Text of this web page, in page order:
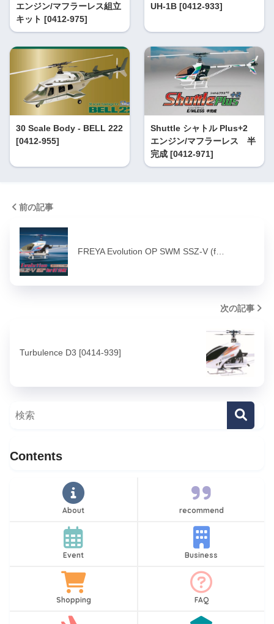
エンジン/マフラーレス組立
キット [0412-975]
UH-1B [0412-933]
30 Scale Body - BELL 222
[0412-955]
Shuttle シャトル Plus+2
エンジン/マフラーレス 半
完成 [0412-971]
前の記事
FREYA Evolution OP SWM SSZ-V (f…
次の記事
Turbulence D3 [0414-939]
Contents
About recommend
Event Business
Shopping FAQ